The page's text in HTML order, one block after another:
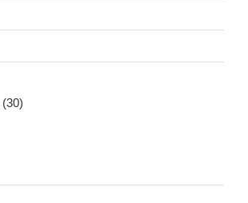
(30)